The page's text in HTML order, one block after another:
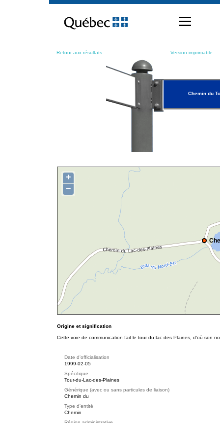
contenu
Retour aux résultats Version imprimable
Chemin du
+
−
Origine et signification
Cette voie de communication fait le tour du lac des Plaines, d'où son
Date d'officialisation
1999-02-05
Spécifique
Tour-du-Lac-des-Plaines
Générique (avec ou sans particules de liaison)
Chemin du
Type d'entité
Chemin